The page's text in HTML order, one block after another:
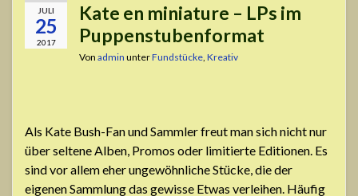
JULI
25
2017
Kate en miniature – LPs im
Puppenstubenformat
Von admin unterFundstücke Kreativ
Als Kate Bush-Fan und Sammler freut man sich nicht nur
über seltene Alben, Promos oder limitierte Editionen. Es
sind vor allem eher ungewöhnliche Stücke, die der
eigenen Sammlung das gewisse Etwas verleihen. Häufig